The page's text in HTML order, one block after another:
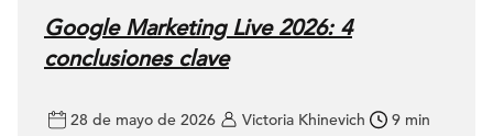
Google Marketing Live 2026: 4
conclusiones clave
28 de mayo de 2026 Victoria Khinevich 9 min